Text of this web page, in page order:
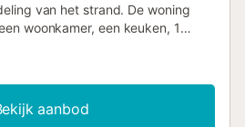
van het strand. De woning
woonkamer, een keuken, 1
zijn onder andere een tv.
niet: Wi-Fi, airconditioning en
waarin de accommodatie zich
accommodatie biedt toegang
aanbod